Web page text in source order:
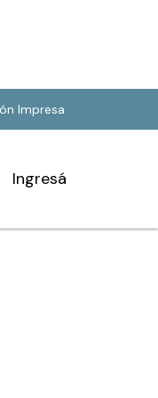
Impresa
Ingresá